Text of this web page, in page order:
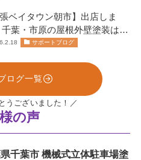
張ベイタウン朝市】出店しま
ください！株式会社リペイン
サポートブログ
ログ一覧
うございました！／
の声
千葉市 機械式立体駐車場塗